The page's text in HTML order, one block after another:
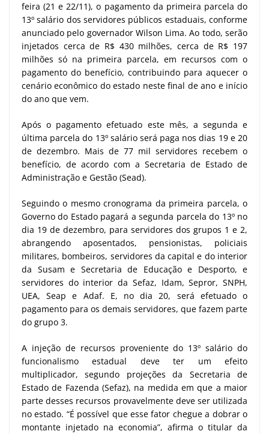
feira (21 e 22/11), o pagamento da primeira parcela do
13º salário dos servidores públicos estaduais, conforme
anunciado pelo governador Wilson Lima. Ao todo, serão
injetados cerca de R$ 430 milhões, cerca de R$ 197
milhões só na primeira parcela, em recursos com o
pagamento do benefício, contribuindo para aquecer o
cenário econômico do estado neste final de ano e início
do ano que vem.
Após o pagamento efetuado este mês, a segunda e
última parcela do 13º salário será paga nos dias 19 e 20
de dezembro. Mais de 77 mil servidores recebem o
benefício, de acordo com a Secretaria de Estado de
Administração e Gestão (Sead).
Seguindo o mesmo cronograma da primeira parcela, o
Governo do Estado pagará a segunda parcela do 13º no
dia 19 de dezembro, para servidores dos grupos 1 e 2,
abrangendo aposentados, pensionistas, policiais
militares, bombeiros, servidores da capital e do interior
da Susam e Secretaria de Educação e Desporto, e
servidores do interior da Sefaz, Idam, Sepror, SNPH,
UEA, Seap e Adaf. E, no dia 20, será efetuado o
pagamento para os demais servidores, que fazem parte
do grupo 3.
A injeção de recursos proveniente do 13º salário do
funcionalismo estadual deve ter um efeito
multiplicador, segundo projeções da Secretaria de
Estado de Fazenda (Sefaz), na medida em que a maior
parte desses recursos provavelmente deve ser utilizada
no estado. “É possível que esse fator chegue a dobrar o
montante injetado na economia”, afirma o titular da